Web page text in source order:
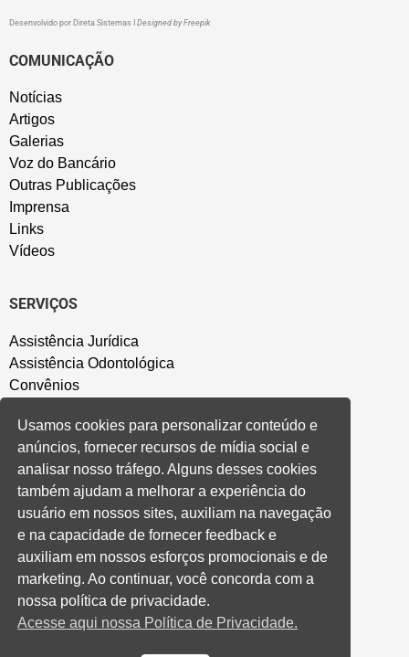
Desenvolvido por Direta Sistemas Designed by Freepik
COMUNICAÇÃO
Notícias
Artigos
Galerias
Voz do Bancário
Outras Publicações
Imprensa
Links
Vídeos
SERVIÇOS
Assistência Jurídica
Assistência Odontológica
Convênios
Salão de Festa
Política de Privacidade
CONVENÇÃO COLETIVA E ACORDOS
Convenções Coletivas
Banco do Brasil
Caixa Econômica Federal
Banrisul
Privados
Usamos cookies para personalizar conteúdo e
anúncios, fornecer recursos de mídia social e
analisar nosso tráfego. Alguns desses cookies
também ajudam a melhorar a experiência do
usuário em nossos sites, auxiliam na navegação
e na capacidade de fornecer feedback e
auxiliam em nossos esforços promocionais e de
marketing. Ao continuar, você concorda com a
nossa política de privacidade.
Acesse aqui nossa Política de Privacidade.